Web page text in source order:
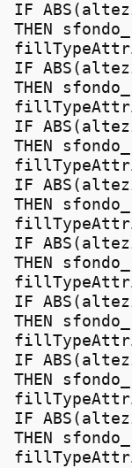
IF
THEN
IF
THEN
IF
THEN
IF
THEN
IF
THEN
IF
THEN
IF
THEN
IF
THEN